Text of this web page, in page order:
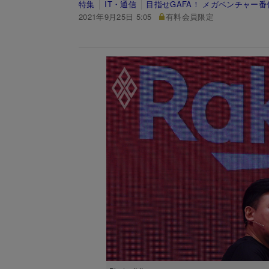
特集 IT・通信
目指せGAFA！ メガベンチャー番
2021年9月25日 5:05
有料会員限定